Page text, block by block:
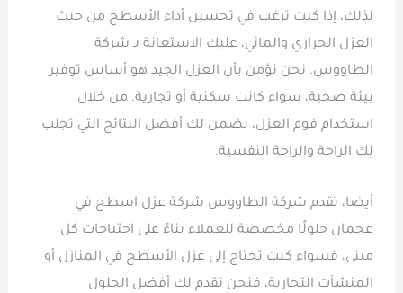
لذلك، إذا كنت ترغب في تحسين أداء الأسطح من حيث
العزل الحراري والمائي، عليك الاستعانة بـ شركة
الطاووس. نحن نؤمن بأن العزل الجيد هو أساس توفير
بيئة صحية، سواء كانت سكنية أو تجارية. من خلال
استخدام فوم العزل، نضمن لك أفضل النتائج التي تجلب
لك الراحة والراحة النفسية.
أيضا، تقدم شركة الطاووس شركة عزل اسطح في
عجمان حلولًا مخصصة للعملاء بناءً على احتياجات كل
مبنى، فسواء كنت تحتاج إلى عزل الأسطح في المنازل أو
المنشآت التجارية، فنحن نقدم لك أفضل الحلول